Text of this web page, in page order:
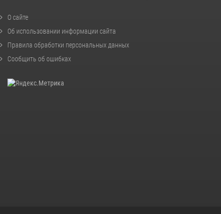
О сайте
Об использовании информации сайта
Правила обработки персональных данных
Сообщить об ошибках